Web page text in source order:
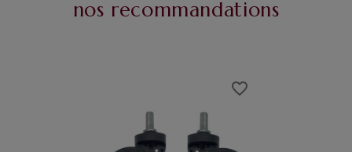
nos recommandations
favorite_border